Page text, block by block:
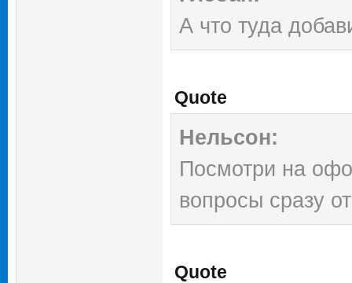
А что туда
Quote
Нельсон:
Посмотри на
вопросы сразу
Quote